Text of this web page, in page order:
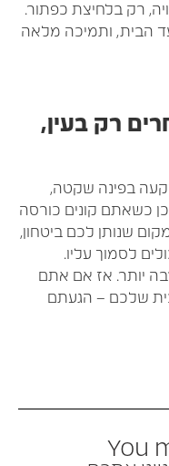
בלחיצת כפתור.
ותמיכה מלאה
רק בעין,
בפינה שקטה,
קונים כורסה
לכם ביטחון,
לסמוך עליו.
אז אם אתם
שלכם – הגעתם